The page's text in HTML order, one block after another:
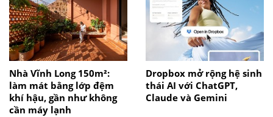
Nhà Vĩnh Long 150m²:
làm mát bằng lớp đệm
khí hậu, gần như không
cần máy lạnh
Dropbox mở rộng hệ sinh
thái AI với ChatGPT,
Claude và Gemini